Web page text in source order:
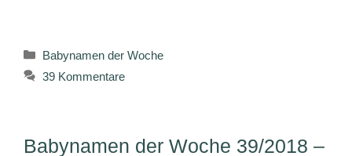
Kategorien
Babynamen der Woche
39 Kommentare
Babynamen der Woche 39/2018 –